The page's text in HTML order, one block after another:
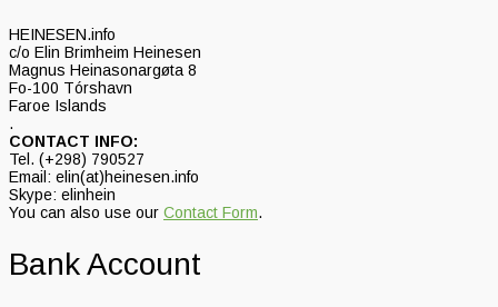
HEINESEN.info
c/o Elin Brimheim Heinesen
Magnus Heinasonargøta 8
Fo-100 Tórshavn
Faroe Islands
.
CONTACT INFO:
Tel. (+298) 790527
Email: elin(at)heinesen.info
Skype: elinhein
You can also use our Contact Form.
Bank Account